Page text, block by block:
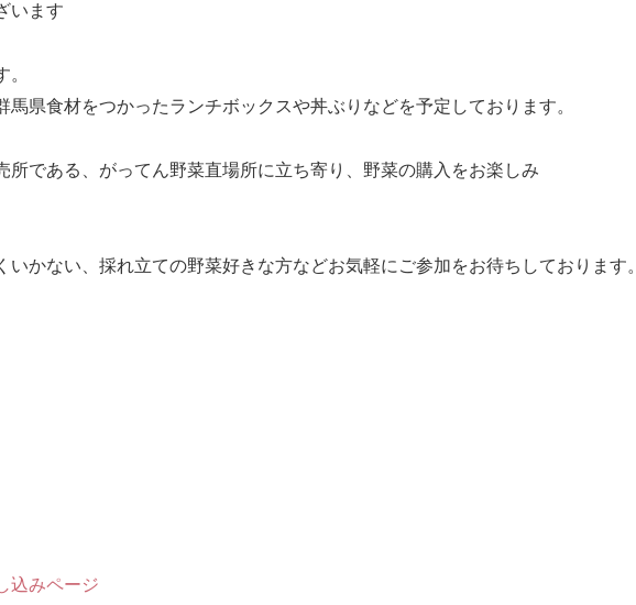
います
県食材をつかったランチボックスや丼ぶりなどを予定しております。
である、がってん野菜直場所に立ち寄り、野菜の購入をお楽しみ
かない、採れ立ての野菜好きな方などお気軽にご参加をお待ちしております。
込みページ